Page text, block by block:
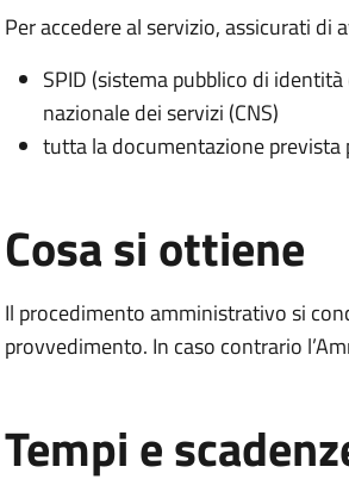
Per accedere al servizio, assicurati di
SPID (sistema pubblico di
nazionale dei servizi (CNS)
tutta la documentazione prevista
Cosa si ottiene
Il procedimento amministrativo si
provvedimento. In caso contrario
Tempi e